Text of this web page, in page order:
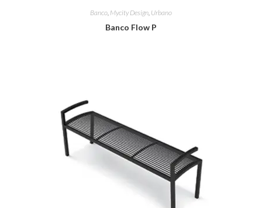
Banco Mycity Design Urbano
Banco Flow P